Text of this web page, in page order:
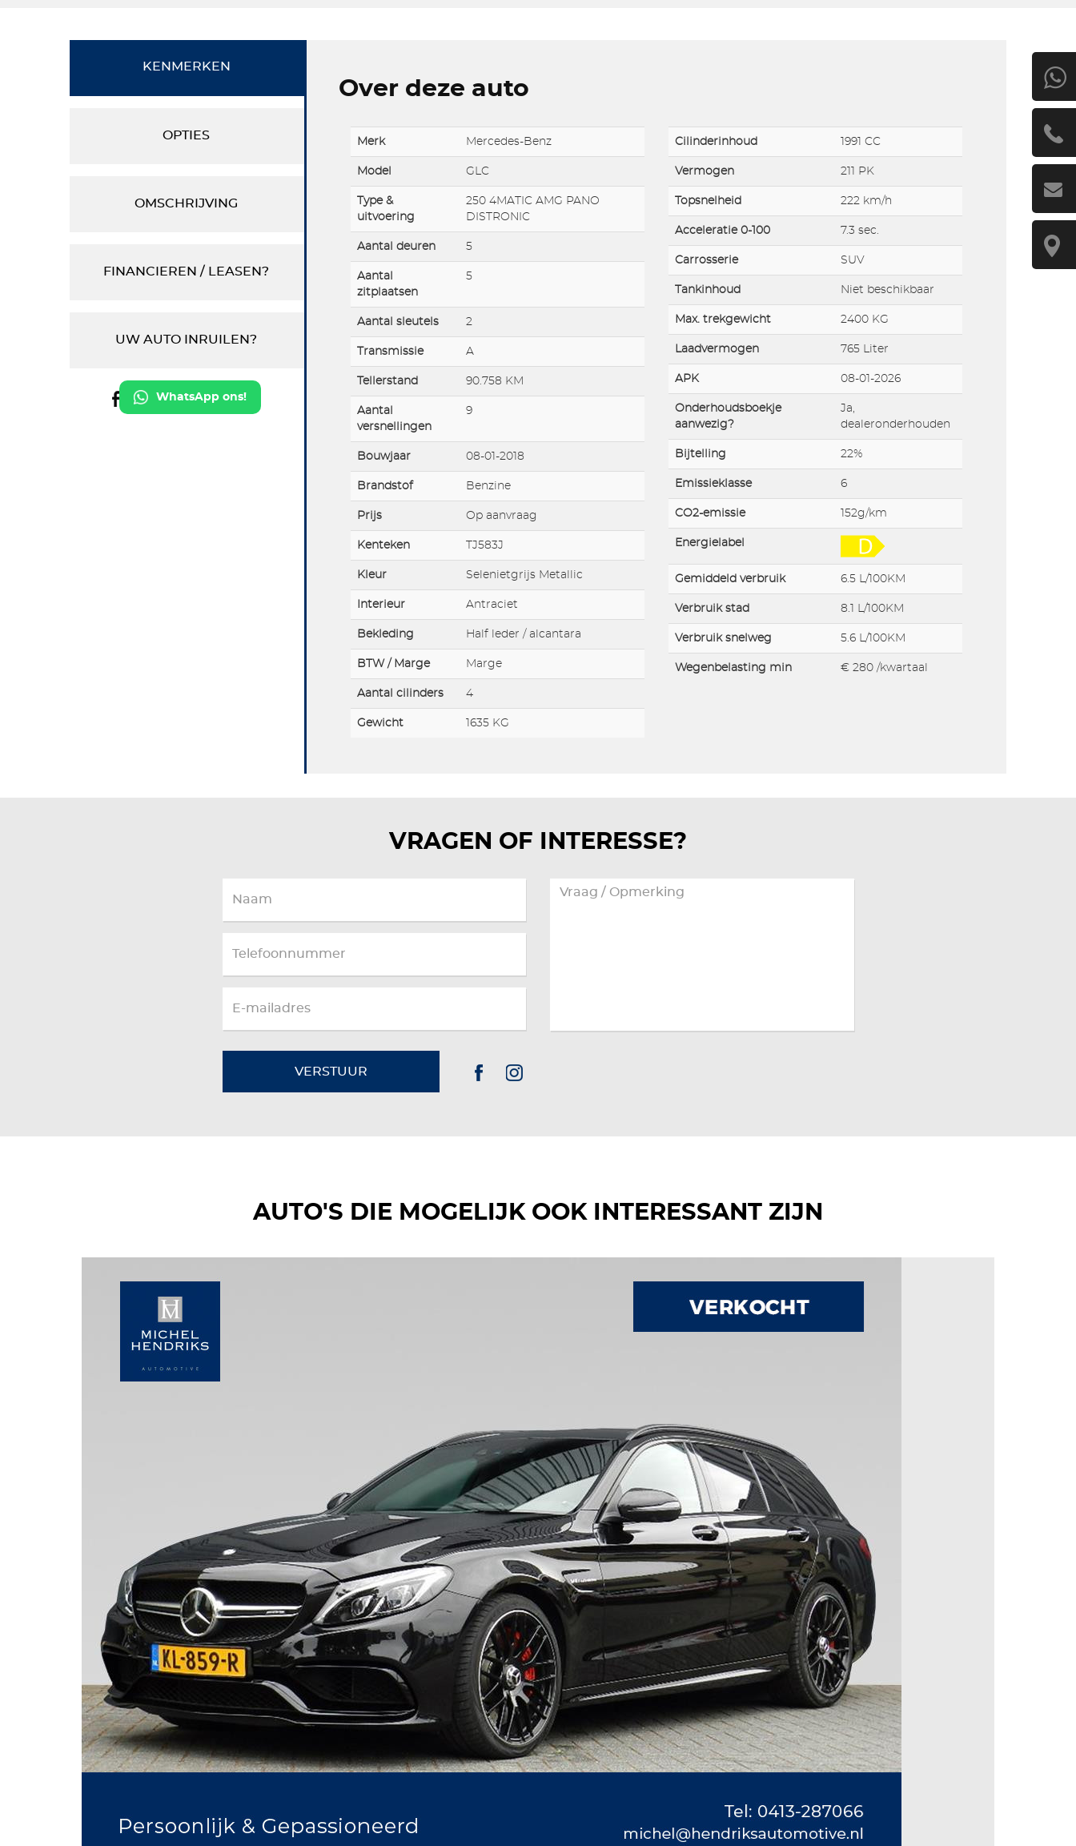
KENMERKEN
OPTIES
OMSCHRIJVING
FINANCIEREN / LEASEN?
UW AUTO INRUILEN?
WhatsApp ons!
Over deze auto
Merk Mercedes-Benz
Model GLC
Type &
uitvoering
250 4MATIC AMG PANO
DISTRONIC
Aantal deuren 5
Aantal
zitplaatsen
5
Aantal sleutels 2
Transmissie A
Tellerstand 90.758 KM
Aantal
versnellingen
9
Bouwjaar 08-01-2018
Brandstof Benzine
Prijs Op aanvraag
Kenteken TJ583J
Kleur Selenietgrijs Metallic
Interieur Antraciet
Bekleding Half leder / alcantara
BTW / Marge Marge
Aantal cilinders 4
Gewicht 1635 KG
Cilinderinhoud 1991 CC
Vermogen 211 PK
Topsnelheid 222 km/h
Acceleratie 0-100 7.3 sec.
Carrosserie SUV
Tankinhoud Niet beschikbaar
Max. trekgewicht 2400 KG
Laadvermogen 765 Liter
APK 08-01-2026
Onderhoudsboekje
aanwezig?
Ja,
dealeronderhouden
Bijtelling 22%
Emissieklasse 6
CO2-emissie 152g/km
Energielabel
Gemiddeld verbruik 6.5 L/100KM
Verbruik stad 8.1 L/100KM
Verbruik snelweg 5.6 L/100KM
Wegenbelasting min € 280 /kwartaal
VRAGEN OF INTERESSE?
VERSTUUR
AUTO'S DIE MOGELIJK OOK INTERESSANT ZIJN